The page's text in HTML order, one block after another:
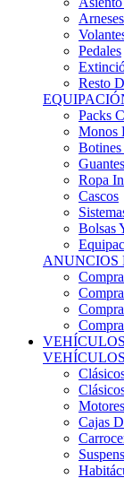
Arneses
Pedales
Resto
Packs
Monos
Guantes
Ropa
Cascos
Bolsas
ANUNCIOS
Motores
Cajas